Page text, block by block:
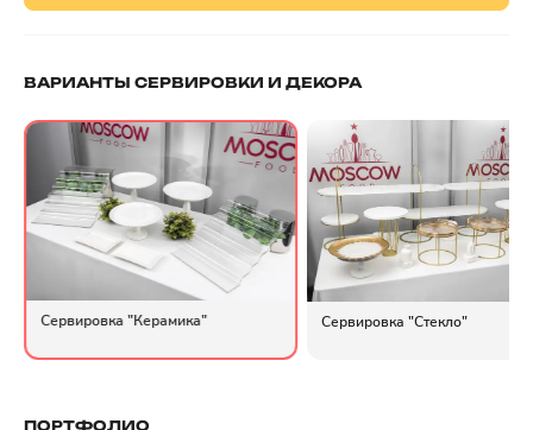
ВАРИАНТЫ СЕРВИРОВКИ И ДЕКОРА
Сервировка "Стекло"
Сервировка "Керамика"
ПОРТФОЛИО